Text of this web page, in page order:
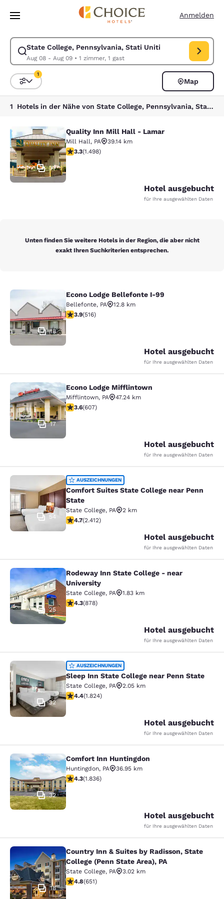
Weiter Zu Hauptinhalt
Anmelden
State College, Pennsylvania, Stati Uniti
Aug 08 - Aug 09• 1 zimmer, 1 gast
Suche für State College, Pennsylvania, Stati Uniti ändern. Check-in-
Sortieren und Filtern,
1
Map
1 Hotels in der Nähe von State College, Pennsylvania, Stati Uniti entsprechen Ihren Filtern
Quality Inn Mill Hall - Lamar
37
Quality Inn Mill Hall - Lamar
Mill Hall, PA
39.14 km
3.32-Sterne-Bewertung. Gut. 1498 Bewertungen
3.3(1.498)
Hotel ausgebucht
für Ihre ausgewählten Daten
Unten finden Sie weitere Hotels in der Region, die aber nicht
exakt Ihren Suchkriterien entsprechen.
Econo Lodge Bellefonte I-99
18
Econo Lodge Bellefonte I-99
Bellefonte, PA
12.8 km
3.92-Sterne-Bewertung. Gut. 516 Bewertungen
3.9(516)
Hotel ausgebucht
für Ihre ausgewählten Daten
Econo Lodge Mifflintown
17
Econo Lodge Mifflintown
Mifflintown, PA
47.24 km
3.63-Sterne-Bewertung. Gut. 607 Bewertungen
3.6(607)
Hotel ausgebucht
für Ihre ausgewählten Daten
Comfort Suites State College near
54
AUSZEICHNUNGEN
Comfort Suites State College near Penn
State
State College, PA
2 km
4.67-Sterne-Bewertung. Außergewöhnlich. 2412
4.7(2.412)
Hotel ausgebucht
für Ihre ausgewählten Daten
Rodeway Inn State College - near
25
Rodeway Inn State College - near
University
State College, PA
1.83 km
4.3-Sterne-Bewertung. Hervorragend. 878
4.3(878)
Hotel ausgebucht
für Ihre ausgewählten Daten
Sleep Inn State College near Penn
32
AUSZEICHNUNGEN
Sleep Inn State College near Penn State
State College, PA
2.05 km
4.4-Sterne-Bewertung. Hervorragend. 1824
4.4(1.824)
Hotel ausgebucht
für Ihre ausgewählten Daten
Comfort Inn Huntingdon
32
Comfort Inn Huntingdon
Huntingdon, PA
36.95 km
4.27-Sterne-Bewertung. Hervorragend. 1836
4.3(1.836)
Hotel ausgebucht
für Ihre ausgewählten Daten
Country Inn & Suites by Radisson,
18
Country Inn & Suites by Radisson, State
College (Penn State Area), PA
State College, PA
3.02 km
4.76-Sterne-Bewertung. Außergewöhnlich. 651
4.8(651)